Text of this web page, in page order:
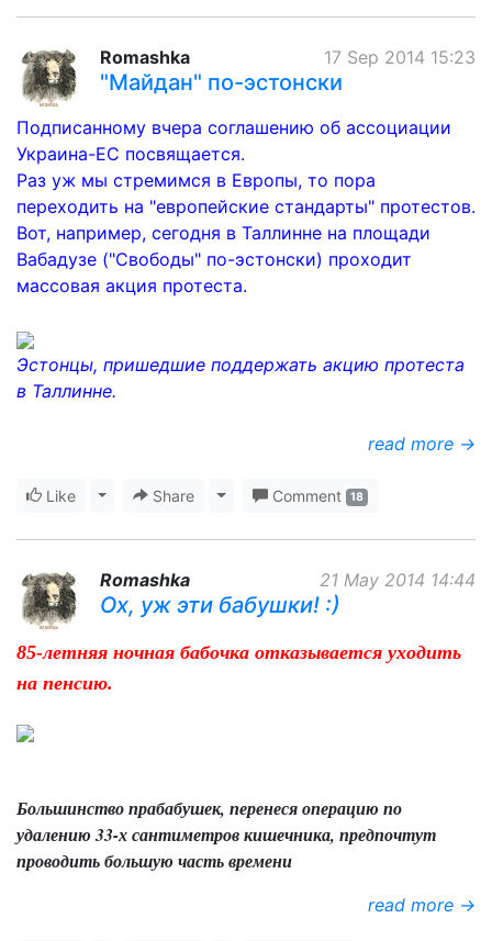
17 Sep 2014 15:23
Romashka
"Майдан" по-эстонски
Подписанному вчера соглашению об ассоциации
Украина-ЕС посвящается.
Раз уж мы стремимся в Европы, то пора
переходить на "европейские стандарты" протестов.
Вот, например, сегодня в Таллинне на площади
Вабадузе ("Свободы" по-эстонски) проходит
массовая акция протеста.
Эстонцы, пришедшие поддержать акцию протеста
в Таллинне.
read more →
Like Toggle Dropdown
Share Toggle Dropdown
Comment 18
21 May 2014 14:44
Romashka
Ох, уж эти бабушки! :)
85-летняя ночная бабочка отказывается уходить
на пенсию.
Большинство прабабушек, перенеся операцию по
удалению 33-х сантиметров кишечника, предпочтут
проводить большую часть времени
read more →